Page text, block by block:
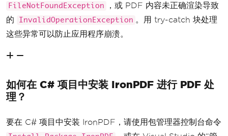
FileNotFoundException
，或 PDF 内容未正确渲染导致
的
InvalidOperationException 。用 try-catch 块处理
这些异常可以防止应用程序崩溃。
如何在 C# 项目中安装 IronPDF 进行 PDF 处
理？
要在 C# 项目中安装 IronPDF，请使用包管理器控制台命令